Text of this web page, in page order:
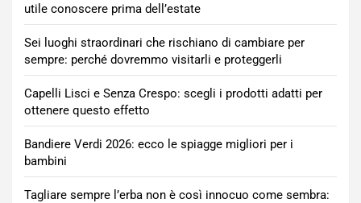
utile conoscere prima dell’estate
Sei luoghi straordinari che rischiano di cambiare per
sempre: perché dovremmo visitarli e proteggerli
Capelli Lisci e Senza Crespo: scegli i prodotti adatti per
ottenere questo effetto
Bandiere Verdi 2026: ecco le spiagge migliori per i
bambini
Tagliare sempre l’erba non è così innocuo come sembra: